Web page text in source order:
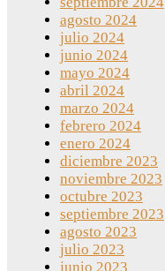
agosto 2024
julio 2024
junio 2024
mayo 2024
abril 2024
marzo 2024
febrero 2024
enero 2024
diciembre 2023
noviembre 2023
octubre 2023
septiembre 2023
agosto 2023
julio 2023
junio 2023